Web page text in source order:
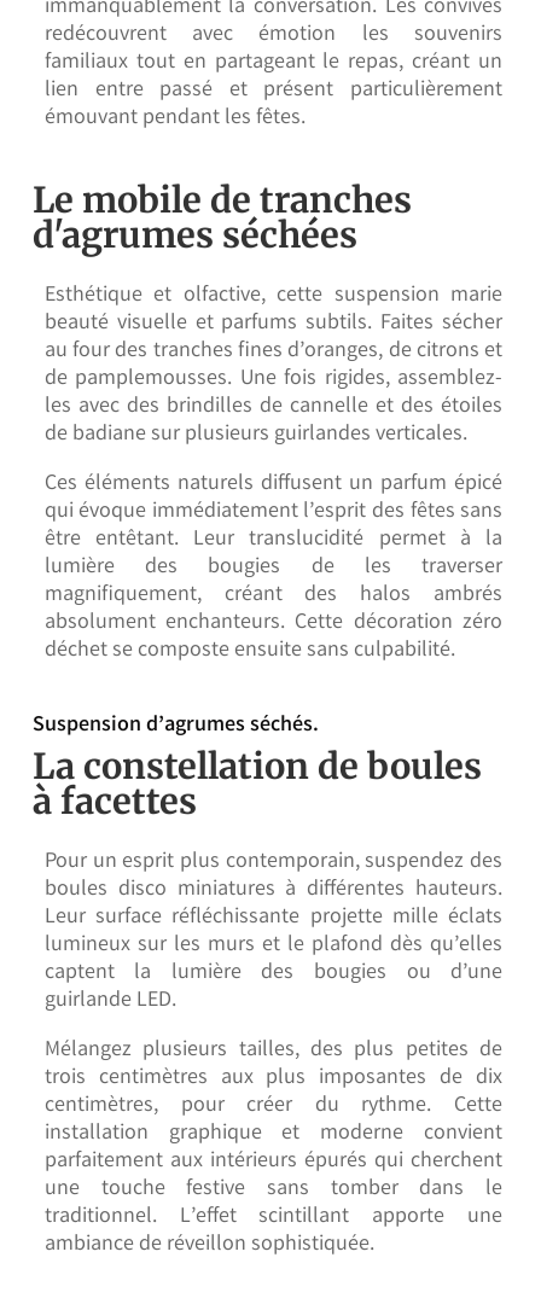
immanquablement la conversation. Les convives
redécouvrent avec émotion les souvenirs
familiaux tout en partageant le repas, créant un
lien entre passé et présent particulièrement
émouvant pendant les fêtes.
Le mobile de tranches
d'agrumes séchées
Esthétique et olfactive, cette suspension marie
beauté visuelle et parfums subtils. Faites sécher
au four des tranches fines d’oranges, de citrons et
de pamplemousses. Une fois rigides, assemblez-
les avec des brindilles de cannelle et des étoiles
de badiane sur plusieurs guirlandes verticales.
Ces éléments naturels diffusent un parfum épicé
qui évoque immédiatement l’esprit des fêtes sans
être entêtant. Leur translucidité permet à la
lumière des bougies de les traverser
magnifiquement, créant des halos ambrés
absolument enchanteurs. Cette décoration zéro
déchet se composte ensuite sans culpabilité.
Suspension d’agrumes séchés.
La constellation de boules
à facettes
Pour un esprit plus contemporain, suspendez des
boules disco miniatures à différentes hauteurs.
Leur surface réfléchissante projette mille éclats
lumineux sur les murs et le plafond dès qu’elles
captent la lumière des bougies ou d’une
guirlande LED.
Mélangez plusieurs tailles, des plus petites de
trois centimètres aux plus imposantes de dix
centimètres, pour créer du rythme. Cette
installation graphique et moderne convient
parfaitement aux intérieurs épurés qui cherchent
une touche festive sans tomber dans le
traditionnel. L’effet scintillant apporte une
ambiance de réveillon sophistiquée.